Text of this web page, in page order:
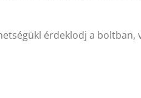
érdeklodj a boltban,